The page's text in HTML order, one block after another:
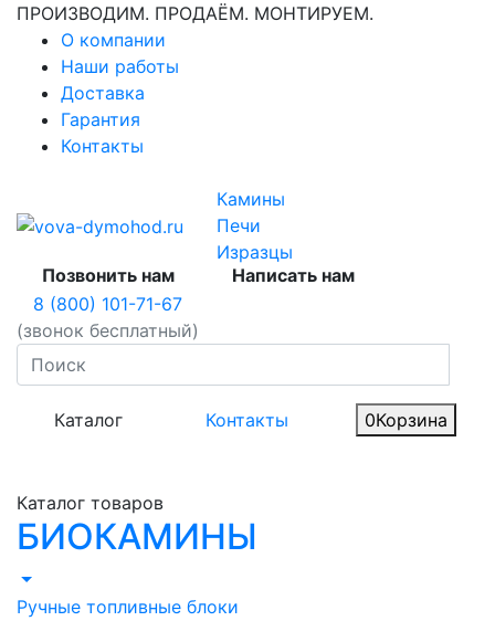
ПРОИЗВОДИМ. ПРОДАЁМ. МОНТИРУЕМ.
О компании
Наши работы
Доставка
Гарантия
Контакты
Камины
Печи
Изразцы
Позвонить нам
8 (800) 101-71-67
(звонок бесплатный)
Написать нам
Каталог Контакты 0Корзина
Каталог товаров
БИОКАМИНЫ
Ручные топливные блоки